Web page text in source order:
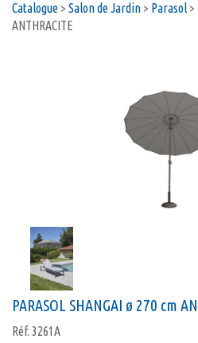
Catalogue> Salon de Jardin> Parasol>
ANTHRACITE
PARASOL SHANGAI ø 270 cm
Réf. 3261A